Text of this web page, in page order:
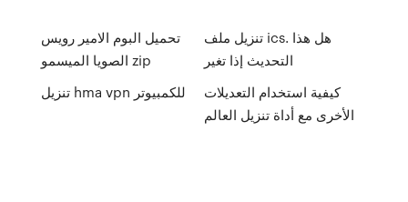
تحميل البوم الامير رويس
الصويا الميسمو zip
تنزيل hma vpn للكمبيوتر
تنزيل ملف ics. هل هذا
التحديث إذا تغير
كيفية استخدام التعديلات
الأخرى مع أداة تنزيل العالم